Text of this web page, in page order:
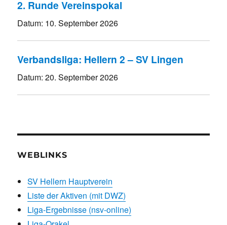
2. Runde Vereinspokal
Datum: 10. September 2026
Verbandsliga: Hellern 2 – SV Lingen
Datum:20. September 2026
WEBLINKS
SV Hellern Hauptverein
Liste der Aktiven (mit DWZ)
Liga-Ergebnisse (nsv-online)